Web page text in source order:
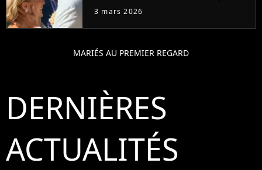
foudre"
3 mars 2026
MARIÉS AU PREMIER REGARD
DERNIÈRES
ACTUALITÉS